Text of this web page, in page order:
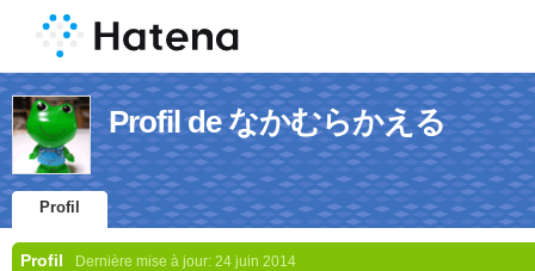
Profil de なかむらかえる
Profil
Profil Dernière mise à jour: 24 juin 2014